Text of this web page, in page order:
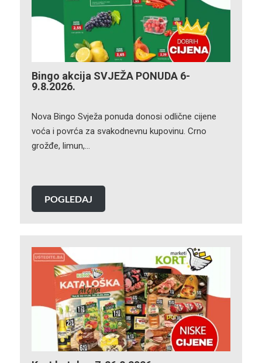
Bingo akcija SVJEŽA PONUDA 6-
9.8.2026.
Nova Bingo Svježa ponuda donosi odlične cijene
voća i povrća za svakodnevnu kupovinu. Crno
grožđe, limun,…
POGLEDAJ